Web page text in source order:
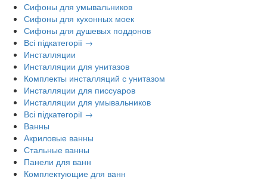
Сифоны для умывальников
Сифоны для кухонных моек
Сифоны для душевых поддонов
Всі підкатегорії →
Инсталляции
Инсталляции для унитазов
Комплекты инсталляций с унитазом
Инсталляции для писсуаров
Инсталляции для умывальников
Всі підкатегорії →
Ванны
Акриловые ванны
Стальные ванны
Панели для ванн
Комплектующие для ванн